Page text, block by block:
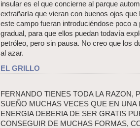
insular es el que concierne al parque
extrañaría que vieran con buenos ojos
este campo fueran introduciéndose poco
gradual, para que ellos puedan todavía
petróleo, pero sin pausa. No creo que los
al azar.
EL GRILLO
FERNANDO TIENES TODA LA RAZON,
SUEÑO MUCHAS VECES QUE EN UNA
ENERGIA DEBERIA DE SER GRATIS
CONSEGUIR DE MUCHAS FORMAS,